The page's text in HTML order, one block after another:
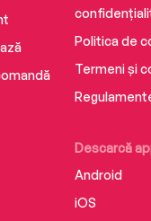
murders and
turns’ ⭐⭐⭐⭐⭐
this is also a
Descarcă
Android
iOS
Politica de
Termeni și